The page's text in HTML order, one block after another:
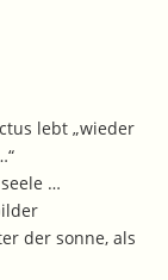
lebt „wieder
…
der sonne, als